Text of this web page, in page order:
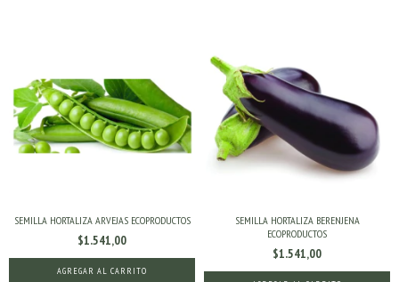
SEMILLA HORTALIZA ARVEJAS ECOPRODUCTOS
$1.541,00
SEMILLA HORTALIZA BERENJENA
ECOPRODUCTOS
$1.541,00